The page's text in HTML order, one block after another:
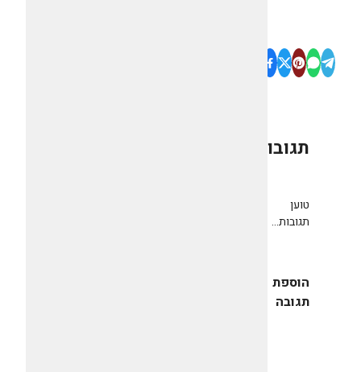
תגובות
טוען
תגובות...
הוספת
תגובה